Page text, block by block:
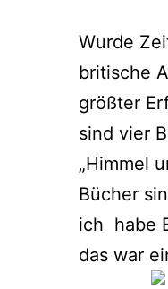
Wurde
bri­ti­sche
größ­ter
sind vier
„Himmel
Bücher
ich habe
das war